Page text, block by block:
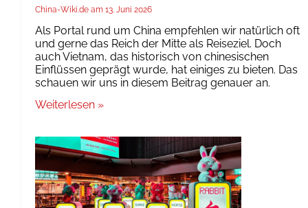
China-Wiki.de 13. Juni 2026
Als Portal rund um China empfehlen wir natürlich oft
und gerne das Reich der Mitte als Reiseziel. Doch
auch Vietnam, das historisch von chinesischen
Einflüssen geprägt wurde, hat einiges zu bieten. Das
schauen wir uns in diesem Beitrag genauer an.
Weiterlesen »